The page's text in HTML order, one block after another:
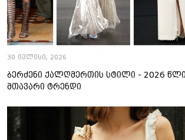
30 ივლისი, 2026
ბერძენი ქალღმერთის სტილი - 2026
მთავარი ტრენდი